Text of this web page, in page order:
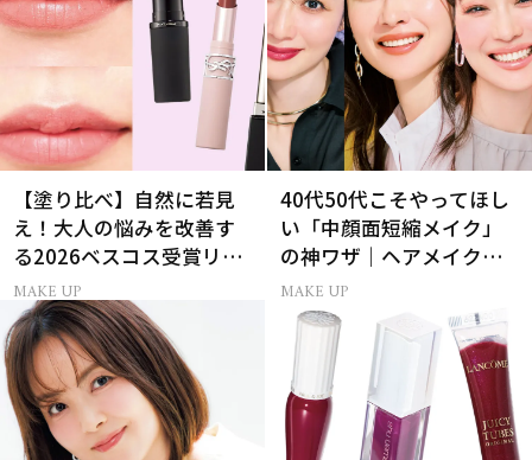
【塗り比べ】自然に若見
え！大人の悩みを改善す
る2026ベスコス受賞リッ
プTOP3
MAKE UP
40代50代こそやってほし
い「中顔面短縮メイク」
の神ワザ｜ヘアメイク長
井かおりさん直伝
MAKE UP